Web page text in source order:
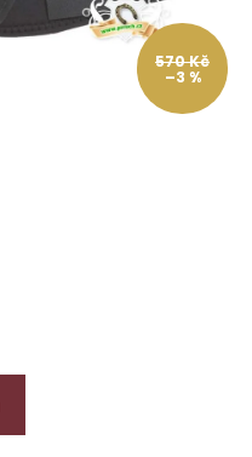
570 Kč
–3 %